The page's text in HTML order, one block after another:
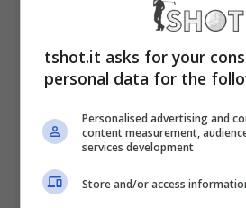
, ma anche
gioco completa.
Sviluppato dalle menti
Pangya: Fantasy Golf per
appositamente pensato per
tshot.it asks for your
personal data for the
Personalised advertising and
content measurement,
services development
Store and/or access